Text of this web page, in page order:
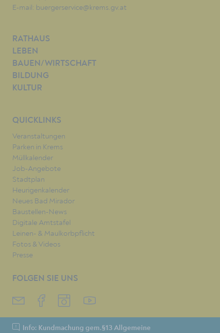
E-mail: buergerservice@krems.gv.at
RATHAUS
LEBEN
BAUEN/WIRTSCHAFT
BILDUNG
KULTUR
QUICKLINKS
Veranstaltungen
Parken in Krems
Müllkalender
Job-Angebote
Stadtplan
Heurigenkalender
Neues Bad Mirador
Baustellen-News
Digitale Amtstafel
Leinen- & Maulkorbpflicht
Fotos & Videos
Presse
FOLGEN SIE UNS
Info: Kundmachung gem.§13 Allgemeine